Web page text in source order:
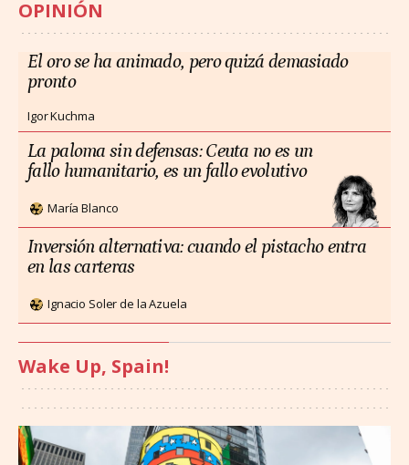
OPINIÓN
El oro se ha animado, pero quizá demasiado
pronto
Igor Kuchma
La paloma sin defensas: Ceuta no es un
fallo humanitario, es un fallo evolutivo
María Blanco
Inversión alternativa: cuando el pistacho entra
en las carteras
Ignacio Soler de la Azuela
Wake Up, Spain!